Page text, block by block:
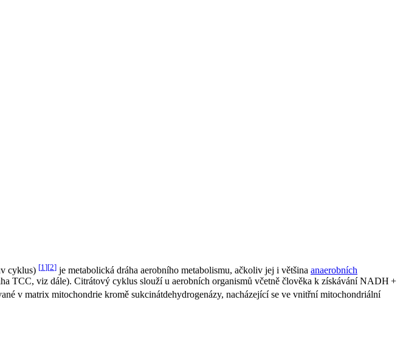
cyklus) [1 ][2] je metabolická dráha aerobního metabolismu, ačkoliv jej i většina anaerobních
TCC, viz dále). Citrátový cyklus slouží u aerobních organismů včetně člověka k získávání NADH +
v matrix mitochondrie kromě sukcinátdehydrogenázy, nacházející se ve vnitřní mitochondriální